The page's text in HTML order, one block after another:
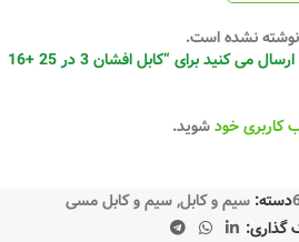
نشده است.
اولین نفری باشید که دیدگاهی را ارسال می کنید برای “کابل افشان 3 در 25 +16
کاربری خودشوید.
دسته: سیم و کابل,سیم و کابل مسی
گذاری: